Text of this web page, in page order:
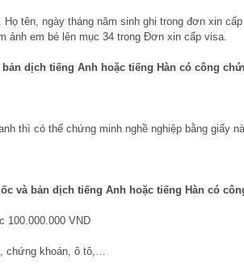
tên, ngày tháng năm sinh ghi trong đơn xin
ảnh em bé lên mục 34 trong Đơn xin cấp visa.
dịch tiếng Anh hoặc tiếng Hàn có công
thì có thể chứng minh nghề nghiệp bằng giấy
và bản dịch tiếng Anh hoặc tiếng Hàn có
100.000.000 VND
chứng khoán, ô tô,…